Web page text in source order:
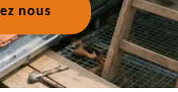
nous